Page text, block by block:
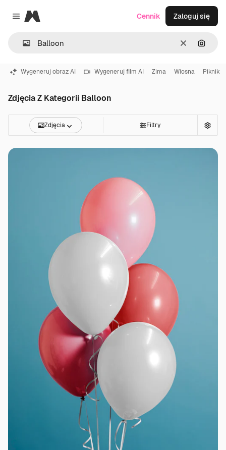
Close menu
Magnific
WyczyśćSzukaj
Cennik Zaloguj się
Wygeneruj obraz AI Wygeneruj film AI Zima Wiosna Piknik
Zdjęcia Z Kategorii Balloon
Zdjęcia Filtry